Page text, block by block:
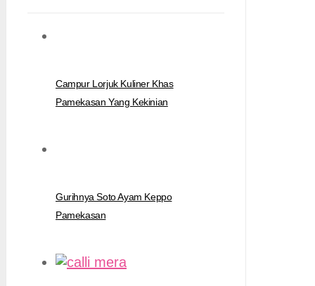
Campur Lorjuk Kuliner Khas
Pamekasan Yang Kekinian
Gurihnya Soto Ayam Keppo
Pamekasan